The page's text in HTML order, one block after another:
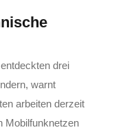
drei
warnt
arbeiten derzeit
Mobilfunknetzen